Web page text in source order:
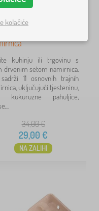
kuhinju ili trgovinu s
drvenim setom namirnica.
11 osnovnih trajnih
uključujući tjesteninu,
kukuruzne pahuljice,
34,00€
29,00 €
NA ZALIHI
kolačiće